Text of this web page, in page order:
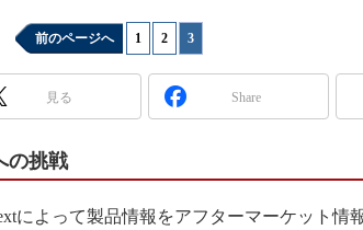
TECHNO-FRONTIER
人テク展
EdgeTech+
産業オープンネット展
Windows
車載ソフト開発
前のページへ 1 2 3
見る Share
の挑戦
によって製品情報をアフターマーケット情